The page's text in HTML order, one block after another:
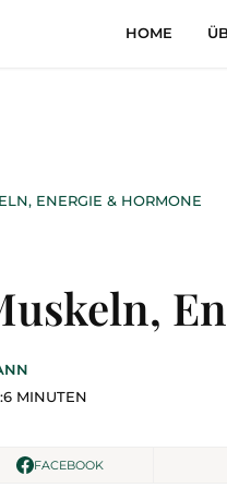
HOME
ENERGIE & HORMONE
6 MINUTEN
FACEBOOK